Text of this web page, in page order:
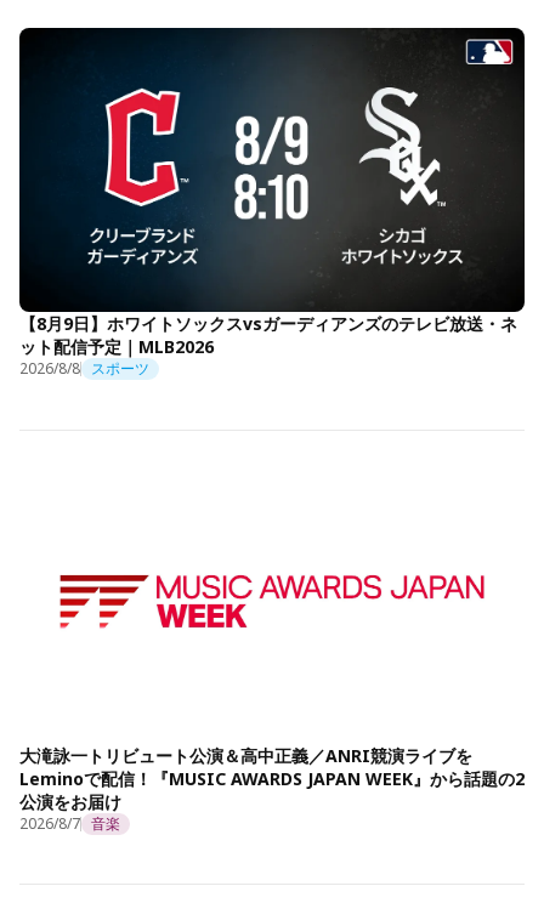
【8月9日】ホワイトソックスvsガーディアンズのテレビ放送・ネ
ット配信予定｜MLB2026
2026/8/8 スポーツ
大滝詠一トリビュート公演＆高中正義／ANRI競演ライブを
Leminoで配信！『MUSIC AWARDS JAPAN WEEK』から話題の2
公演をお届け
2026/8/7 音楽